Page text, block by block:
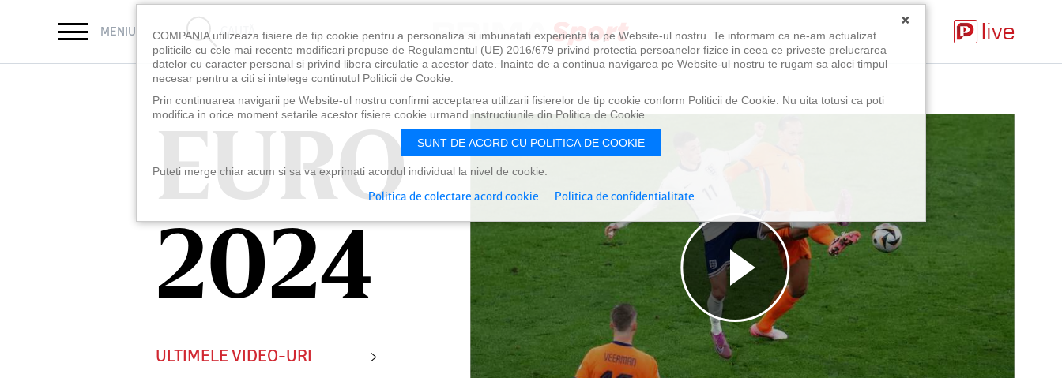
MENIU CAUTĂ
EURO
2024
EURO
2024
ULTIMELE VIDEO-URI
×
COMPANIA utilizeaza fisiere de tip cookie pentru a personaliza si imbunatati experienta ta pe Website-ul nostru. Te informam ca ne-am actualizat
politicile cu cele mai recente modificari propuse de Regulamentul (UE) 2016/679 privind protectia persoanelor fizice in ceea ce priveste prelucrarea
datelor cu caracter personal si privind libera circulatie a acestor date. Inainte de a continua navigarea pe Website-ul nostru te rugam sa aloci timpul
necesar pentru a citi si intelege continutul Politicii de Cookie.
Prin continuarea navigarii pe Website-ul nostru confirmi acceptarea utilizarii fisierelor de tip cookie conform Politicii de Cookie. Nu uita totusi ca poti
modifica in orice moment setarile acestor fisiere cookie urmand instructiunile din Politica de Cookie.
SUNT DE ACORD CU POLITICA DE COOKIE
Puteti merge chiar acum si sa va exprimati acordul individual la nivel de cookie:
Politica de colectare acord cookie Politica de confidentialitate